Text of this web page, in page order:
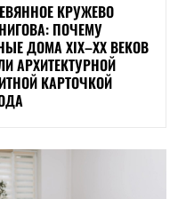
КРУЖЕВО
ПОЧЕМУ
ДОМА XIX–XX ВЕКОВ
АРХИТЕКТУРНОЙ
КАРТОЧКОЙ